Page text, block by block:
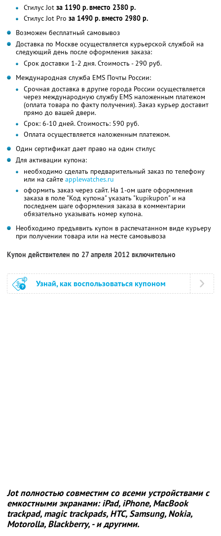
Стилус Jot за 1190 р. вместо 2380 р.
Стилус Jot Pro за 1490 р. вместо 2980 р.
Возможен бесплатный самовывоз
Доставка по Москве осуществляется курьерской службой на
следующий день после оформления заказа:
Срок доставки 1-2 дня. Стоимость - 290 руб.
Международная служба EMS Почты России:
Срочная доставка в другие города России осуществляется
через международную службу EMS наложенным платежом
(оплата товара по факту получения). Заказ курьер доставит
прямо до вашей двери.
Срок: 6-10 дней. Стоимость: 590 руб.
Оплата осуществляется наложенным платежом.
Один сертификат дает право на один стилус
Для активации купона:
необходимо сделать предварительный заказ по телефону
или на сайте applewatches.ru
оформить заказ через сайт. На 1-ом шаге оформления
заказа в поле "Код купона" указать "kupikupon" и на
последнем шаге оформления заказа в комментарии
обязательно указывать номер купона.
Необходимо предъявить купон в распечатанном виде курьеру
при получении товара или на месте самовывоза
Купон действителен по 27 апреля 2012 включительно
Узнай, как воспользоваться купоном
Jot полностью совместим со всеми устройствами с
емкостными экранами: iPad, iPhone, MacBook
trackpad, magic trackpads, HTC, Samsung, Nokia,
Motorolla, Blackberry, - и другими.